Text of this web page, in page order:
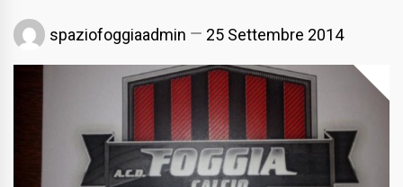
spaziofoggiaadmin 25 Settembre 2014